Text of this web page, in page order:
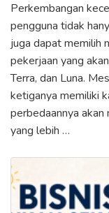
Perkembangan
pengguna tidak
juga dapat memilih
pekerjaan yang
Terra, dan Luna.
ketiganya memiliki
perbedaannya
yang lebih …